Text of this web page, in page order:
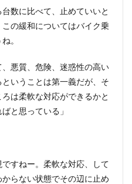
数に比べて、止めていいと
の緩和についてはバイク乗
。
、悪質、危険、迷惑性の高い
いうことは第一義だが、そ
は柔軟な対応ができるかと
と思っている」
すねー。柔軟な対応、して
らない状態でその辺に止め